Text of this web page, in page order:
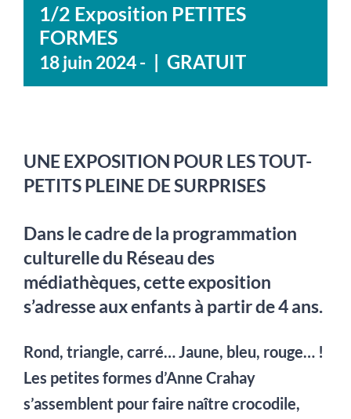
1/2 Exposition PETITES
FORMES
18 juin 2024- | GRATUIT
UNE EXPOSITION POUR LES TOUT-
PETITS PLEINE DE SURPRISES
Dans le cadre de la programmation
culturelle du Réseau des
médiathèques, cette exposition
s’adresse aux enfants à partir de 4 ans.
Rond, triangle, carré… Jaune, bleu, rouge… !
Les petites formes d’Anne Crahay
s’assemblent pour faire naître crocodile,